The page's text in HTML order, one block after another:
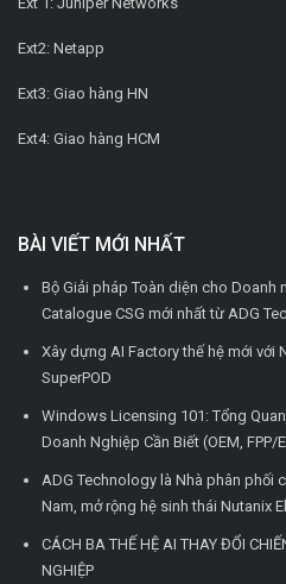
Ext2: Netapp
Ext3: Giao hàng HN
Ext4: Giao hàng HCM
BÀI VIẾT MỚI NHẤT
Bộ Giải pháp Toàn diện cho Doanh
Catalogue CSG mới nhất từ ADG
Xây dựng AI Factory thế hệ mới với
SuperPOD
Windows Licensing 101: Tổng
Doanh Nghiệp Cần Biết (OEM, FPP/
ADG Technology là Nhà phân phối
Nam, mở rộng hệ sinh thái Nutanix
CÁCH BA THẾ HỆ AI THAY ĐỔI
NGHIỆP